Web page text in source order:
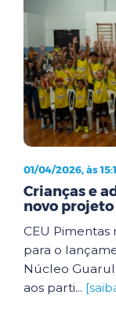
01/04/2026, às
Crianças e
novo
CEU Pimentas
para o
Núcleo
aos parti...